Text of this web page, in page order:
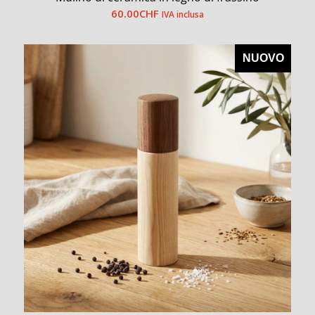
60.00CHF IVA inclusa
NUOVO